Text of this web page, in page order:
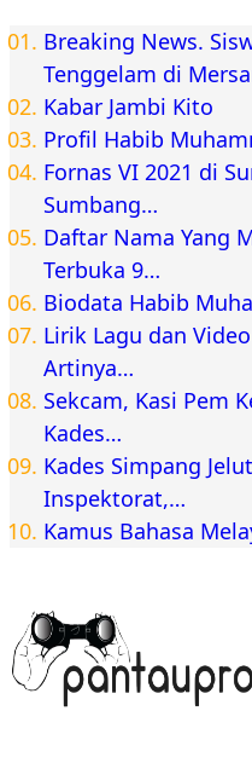
Breaking News.
Tenggelam di
Kabar Jambi Kito
Profil Habib
Fornas VI 2021 di
Sumbang…
Daftar Nama Yang
Terbuka 9…
Biodata Habib
Lirik Lagu dan
Artinya…
Sekcam, Kasi Pem
Kades…
Kades Simpang
Inspektorat,…
Kamus Bahasa